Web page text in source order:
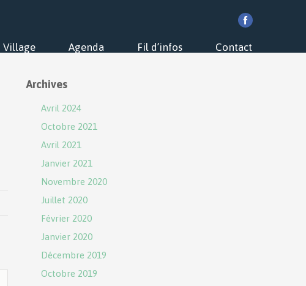
Village Agenda Fil d’infos Contact
Archives
Avril 2024
Octobre 2021
Avril 2021
Janvier 2021
Novembre 2020
Juillet 2020
Février 2020
Janvier 2020
Décembre 2019
Octobre 2019